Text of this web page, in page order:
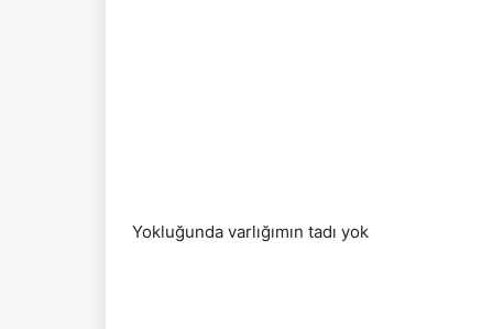
Yokluğunda varlığımın tadı yok